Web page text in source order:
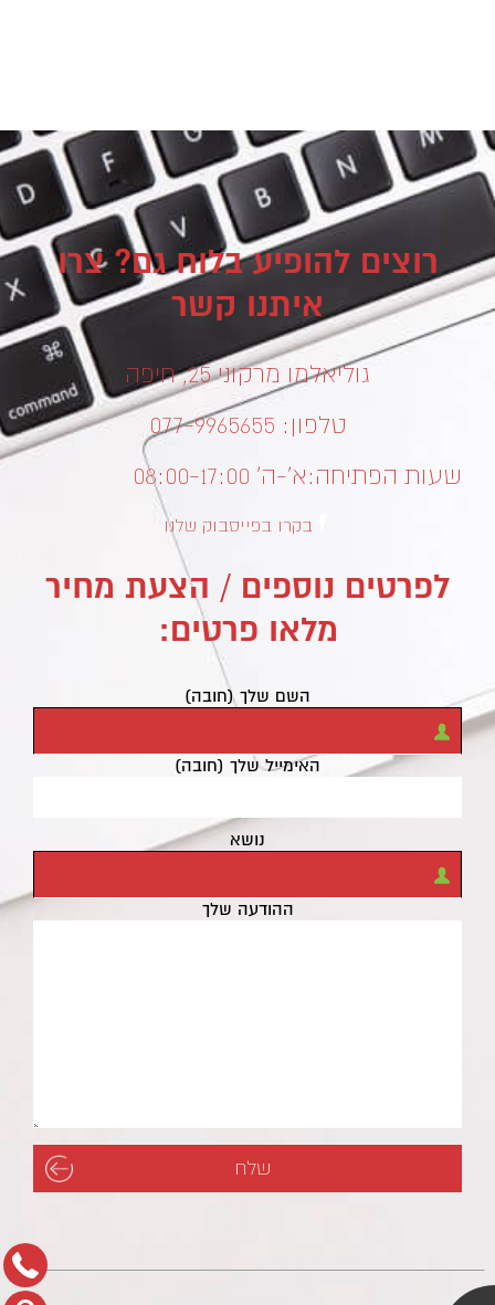
רוצים להופיע בלוח גם? צרו
איתנו קשר
גוליאלמו מרקוני 25, חיפה
טלפון: 077-9965655
שעות הפתיחה:א’-ה’ 08:00-17:00
בקרו בפייסבוק שלנו
לפרטים נוספים / הצעת מחיר
מלאו פרטים:
השם שלך (חובה)
האימייל שלך (חובה)
נושא
ההודעה שלך